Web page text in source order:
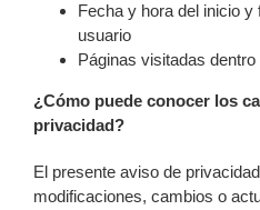
Fecha y hora del inicio y
usuario
Páginas visitadas dentro
¿Cómo puede conocer los
privacidad?
El presente aviso de
modificaciones, cambios o